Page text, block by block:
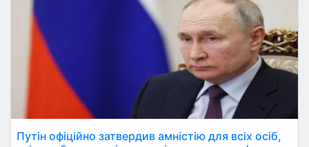
Путін офіційно затвердив амністію для всіх осіб,